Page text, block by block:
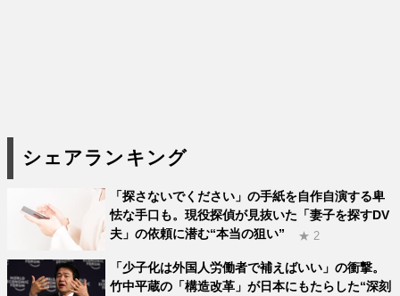
シェアランキング
「探さないでください」の手紙を自作自演する卑
怯な手口も。現役探偵が見抜いた「妻子を探すDV
夫」の依頼に潜む“本当の狙い”
★ 2
「少子化は外国人労働者で補えばいい」の衝撃。
竹中平蔵の「構造改革」が日本にもたらした“深刻